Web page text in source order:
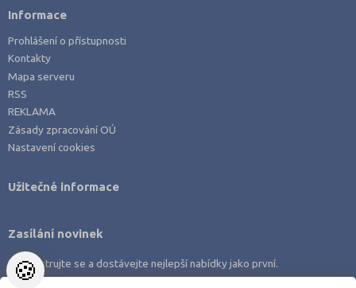
Informace
Prohlášení o přístupnosti
Kontakty
Mapa serveru
RSS
REKLAMA
Zásady zpracování OÚ
Nastavení cookies
Užitečné informace
Zasílání novinek
Zaregistrujte se a dostávejte nejlepší nabídky jako první.
🍪